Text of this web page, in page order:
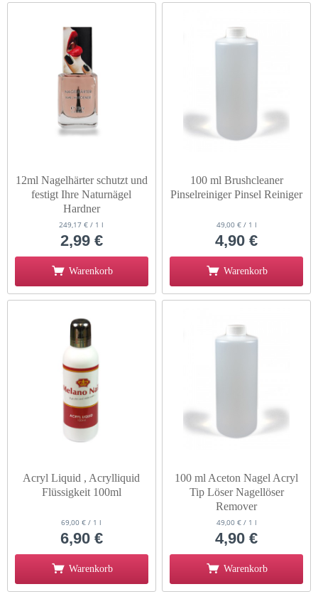
12ml Nagelhärter schutzt und
festigt Ihre Naturnägel
Hardner
249,17 € / 1 l
2,99 €
Warenkorb
100 ml Brushcleaner
Pinselreiniger Pinsel Reiniger
49,00 € / 1 l
4,90 €
Warenkorb
Acryl Liquid , Acrylliquid
Flüssigkeit 100ml
69,00 € / 1 l
6,90 €
Warenkorb
100 ml Aceton Nagel Acryl
Tip Löser Nagellöser
Remover
49,00 € / 1 l
4,90 €
Warenkorb